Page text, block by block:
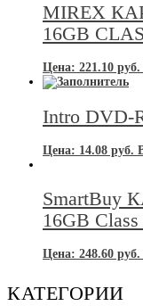
MIREX
16GB
Цена: 221.10 руб.
Intro DVD-
Цена: 14.08 руб.
SmartBuy
16GB Class
Цена: 248.60 руб.
КАТЕГОРИИ